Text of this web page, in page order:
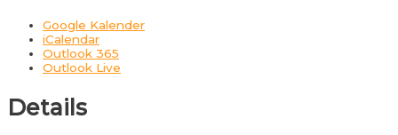
Google Kalender
iCalendar
Outlook 365
Outlook Live
Details